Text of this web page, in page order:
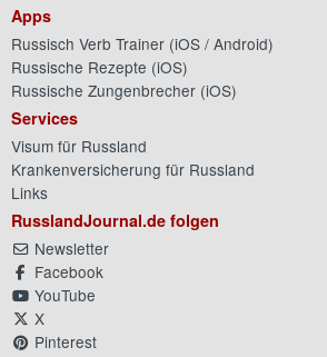
Apps
Russisch Verb Trainer (iOS / Android)
Russische Rezepte (iOS)
Russische Zungenbrecher (iOS)
Services
Visum für Russland
Krankenversicherung für Russland
Links
RusslandJournal.de folgen
Newsletter
Facebook
YouTube
X
Pinterest